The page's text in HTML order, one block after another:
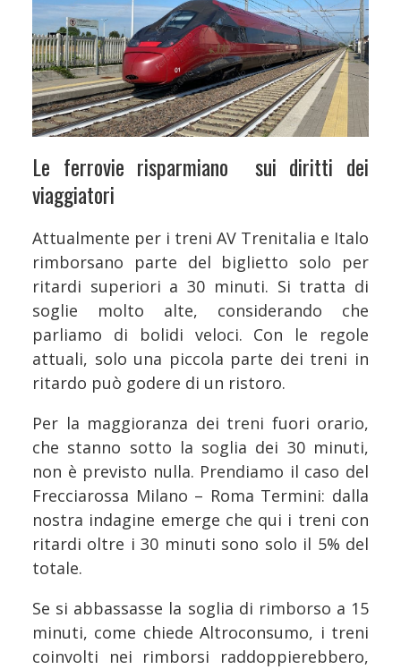
Le ferrovie risparmiano sui diritti dei
viaggiatori
Attualmente per i treni AV Trenitalia e Italo
rimborsano parte del biglietto solo per
ritardi superiori a 30 minuti. Si tratta di
soglie molto alte, considerando che
parliamo di bolidi veloci. Con le regole
attuali, solo una piccola parte dei treni in
ritardo può godere di un ristoro.
Per la maggioranza dei treni fuori orario,
che stanno sotto la soglia dei 30 minuti,
non è previsto nulla. Prendiamo il caso del
Frecciarossa Milano – Roma Termini: dalla
nostra indagine emerge che qui i treni con
ritardi oltre i 30 minuti sono solo il 5% del
totale.
Se si abbassasse la soglia di rimborso a 15
minuti, come chiede Altroconsumo, i treni
coinvolti nei rimborsi raddoppierebbero,